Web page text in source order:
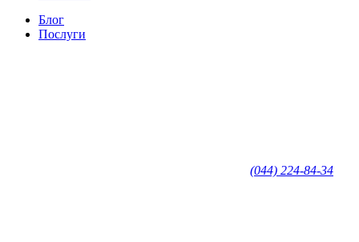
Блог
Послуги
(044) 224-84-34